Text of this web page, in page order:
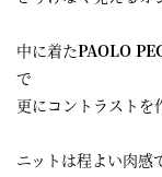
中に着たPAOLO
で
更にコントラストを
ニットは程よい肉感